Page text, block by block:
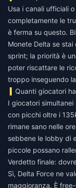
Usa i canali ufficiali
completamente le
è ferma su questo.
Monete Delta se
sprint; la priorità è
poter riscattare le
troppo inseguendo
Quanti giocatori
I giocatori
con picchi oltre i
rimane sano nelle
sebbene le lobby di
piccole possano
Verdetto finale:
Sì, Delta Force ne
maggioranza. È